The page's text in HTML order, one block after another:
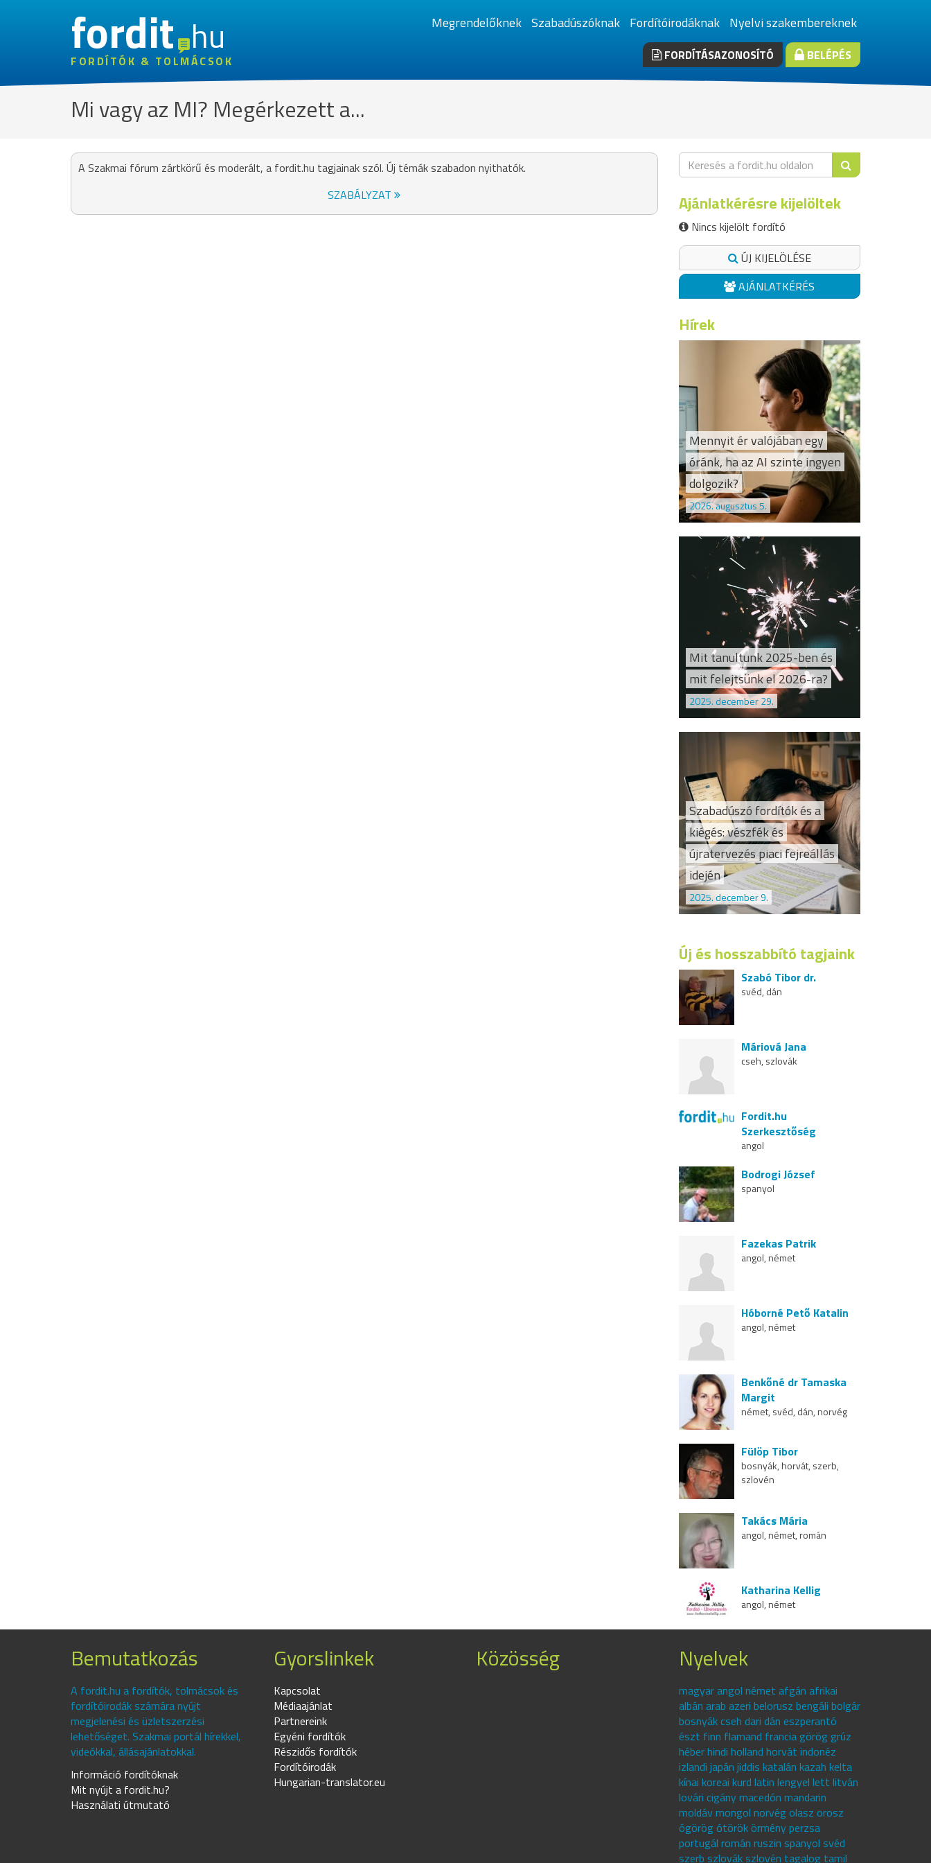
fordithu
FORDÍTÓK & TOLMÁCSOK
Megrendelőknek Szabadúszóknak Fordítóirodáknak Nyelvi szakembereknek
FORDÍTÁSAZONOSÍTÓ BELÉPÉS
Mi vagy az MI? Megérkezett a...
A Szakmai fórum zártkörű és moderált, a fordit.hu tagjainak szól. Új témák szabadon nyithatók.
SZABÁLYZAT
Ajánlatkérésre kijelöltek
Nincs kijelölt fordító
ÚJ KIJELÖLÉSE
AJÁNLATKÉRÉS
Hírek
Mennyit ér valójában egy
óránk, ha az AI szinte ingyen
dolgozik?
2026. augusztus 5.
Mit tanultunk 2025-ben és
mit felejtsünk el 2026-ra?
2025. december 29.
Szabadúszó fordítók és a
kiégés: vészfék és
újratervezés piaci fejreállás
idején
2025. december 9.
Új és hosszabbító tagjaink
Szabó Tibor dr.
svéd, dán
Máriová Jana
cseh, szlovák
Fordit.hu
Szerkesztőség
angol
Bodrogi József
spanyol
Fazekas Patrik
angol, német
Hóborné Pető Katalin
angol, német
Benkőné dr Tamaska
Margit
német, svéd, dán, norvég
Fülöp Tibor
bosnyák, horvát, szerb,
szlovén
Takács Mária
angol, német, román
Katharina Kellig
angol, német
Bemutatkozás
A fordit.hu a fordítók, tolmácsok és
fordítóirodák számára nyújt
megjelenési és üzletszerzési
lehetőséget. Szakmai portál hírekkel,
videókkal, állásajánlatokkal.
Információ fordítóknak
Mit nyújt a fordit.hu?
Használati útmutató
Gyorslinkek
Kapcsolat
Médiaajánlat
Partnereink
Egyéni fordítók
Részidős fordítók
Fordítóirodák
Hungarian-translator.eu
Közösség Nyelvek
magyar angol német afgán afrikai
albán arab azeri belorusz bengáli bolgár
bosnyák cseh dari dán eszperantó
észt finn flamand francia görög grúz
héber hindi holland horvát indonéz
izlandi japán jiddis katalán kazah kelta
kínai koreai kurd latin lengyel lett litván
lovári cigány macedón mandarin
moldáv mongol norvég olasz orosz
ógörög ótörök örmény perzsa
portugál román ruszin spanyol svéd
szerb szlovák szlovén tagalog tamil